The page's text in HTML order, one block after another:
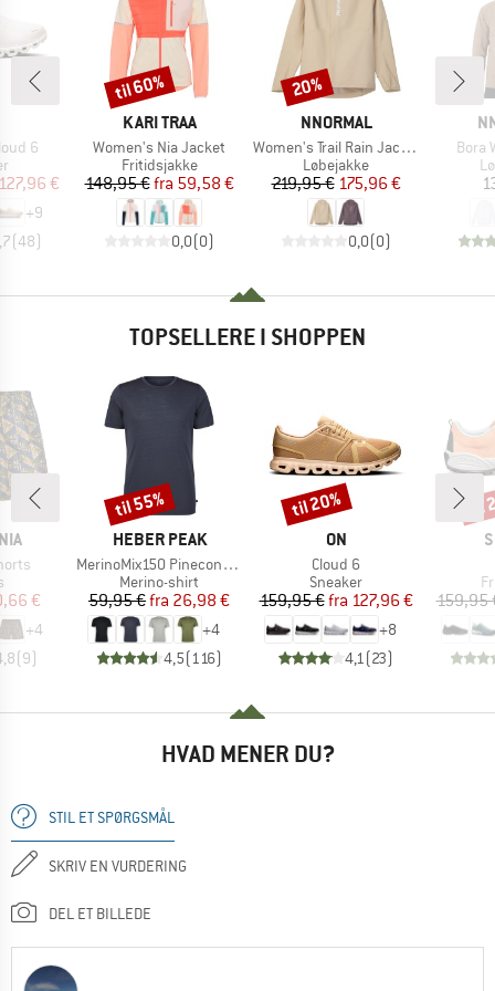
6
pris
€
+9
(48)
MÆRKE
KARI TRAA
Artikel
Women's Nia Jacket
Produktgruppe
Fritidsjakke
Pris
148,95 € Nedsat pris
fra 59,58 €
0,0(0)
Rabat
til 60%
MÆRKE
NNORMAL
Artikel
Women's Trail Rain Jacket 02
Produktgruppe
Løbejakke
Pris
219,95 €Nedsat pris
175,96 €
0,0(0)
Rabat
20%
Artikel
Bora
TOPSELLERE I SHOPPEN
pris
€
+4
(9)
MÆRKE
HEBER PEAK
Artikel
MerinoMix150 PineconeHe. II T-Shirt
Produktgruppe
Merino-shirt
Pris
59,95 € Nedsat pris
fra 26,98 €
+4
4,5(116)
Rabat
til 55%
MÆRKE
ON
Artikel
Cloud 6
Produktgruppe
Sneaker
Pris
159,95 € Nedsat pris
fra 127,96 €
+8
4,1(23)
Rabat
til 20%
159,95
HVAD MENER DU?
STIL ET SPØRGSMÅL
SKRIV EN VURDERING
DEL ET BILLEDE